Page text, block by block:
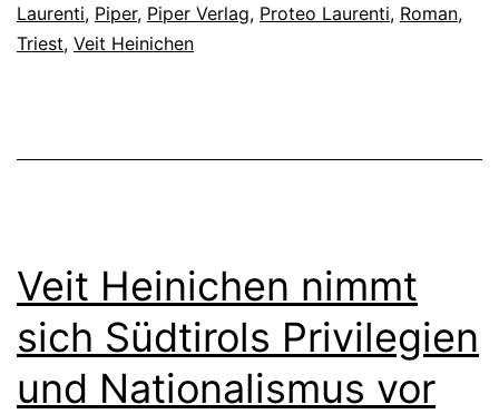
Laurenti, Piper, Piper Verlag, Proteo Laurenti, Roman,
Triest, Veit Heinichen
Veit Heinichen nimmt
sich Südtirols Privilegien
und Nationalismus vor